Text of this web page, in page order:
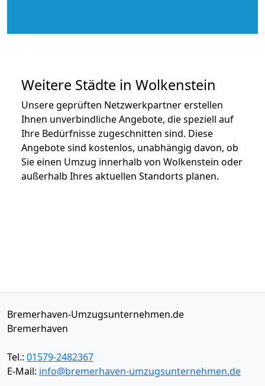
Weitere Städte in Wolkenstein
Unsere geprüften Netzwerkpartner erstellen
Ihnen unverbindliche Angebote, die speziell auf
Ihre Bedürfnisse zugeschnitten sind. Diese
Angebote sind kostenlos, unabhängig davon, ob
Sie einen Umzug innerhalb von Wolkenstein oder
außerhalb Ihres aktuellen Standorts planen.
Bremerhaven-Umzugsunternehmen.de
Bremerhaven
Tel.: 01579-2482367
E-Mail: info@bremerhaven-umzugsunternehmen.de